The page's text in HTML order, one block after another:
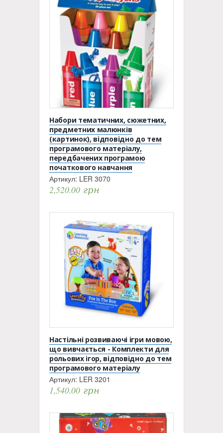
Набори тематичних, сюжетних,
предметних малюнків
(картинок), відповідно до тем
програмового матеріалу,
передбачених програмою
початкового навчання
Артикул: LER 3070
2,520.00 грн
Настільні розвиваючі ігри мовою,
що вивчається - Комплекти для
рольових ігор, відповідно до тем
програмового матеріалу
Артикул: LER 3201
1,540.00 грн